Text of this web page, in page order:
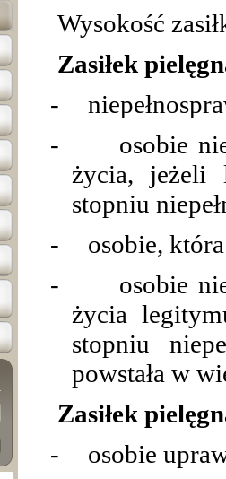
Wysokość
Zasiłek
-
-
osobie
życia, jeżeli
stopniu
-
osobie,
-
osobie
życia
stopniu
powstała w
Zasiłek
-
osobie